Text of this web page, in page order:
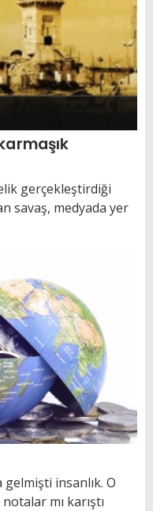
gerçekleştirdiği
savaş, medyada yer
gelmişti insanlık. O
mı karıştı